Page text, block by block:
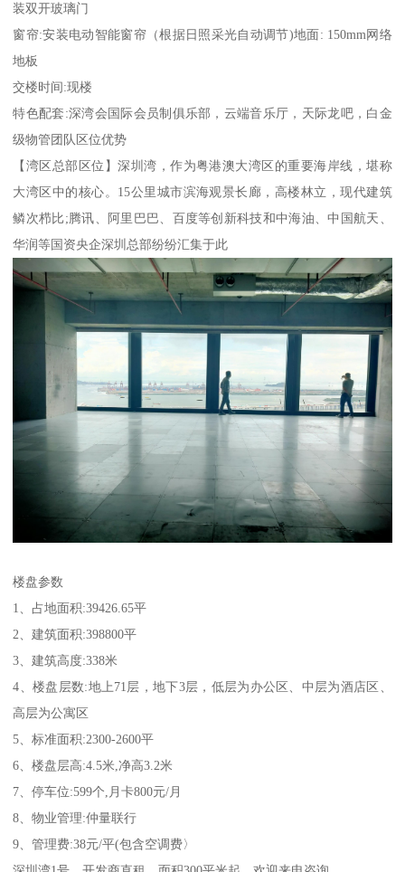
装双开玻璃门
窗帘:安装电动智能窗帘（根据日照采光自动调节)地面: 150mm网络
地板
交楼时间:现楼
特色配套:深湾会国际会员制俱乐部，云端音乐厅，天际龙吧，白金
级物管团队区位优势
【湾区总部区位】深圳湾，作为粤港澳大湾区的重要海岸线，堪称
大湾区中的核心。15公里城市滨海观景长廊，高楼林立，现代建筑
鳞次栉比;腾讯、阿里巴巴、百度等创新科技和中海油、中国航天、
华润等国资央企深圳总部纷纷汇集于此
楼盘参数
1、占地面积:39426.65平
2、建筑面积:398800平
3、建筑高度:338米
4、楼盘层数:地上71层，地下3层，低层为办公区、中层为酒店区、
高层为公寓区
5、标准面积:2300-2600平
6、楼盘层高:4.5米,净高3.2米
7、停车位:599个,月卡800元/月
8、物业管理:仲量联行
9、管理费:38元/平(包含空调费〉